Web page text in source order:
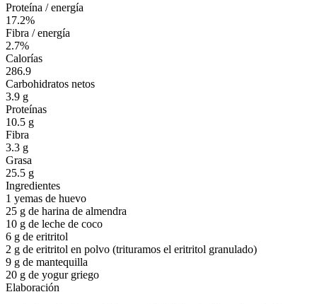
Proteína / energía
17.2%
Fibra / energía
2.7%
Calorías
286.9
Carbohidratos netos
3.9 g
Proteínas
10.5 g
Fibra
3.3 g
Grasa
25.5 g
Ingredientes
1 yemas de huevo
25 g de harina de almendra
10 g de leche de coco
6 g de eritritol
2 g de eritritol en polvo (trituramos el eritritol granulado)
9 g de mantequilla
20 g de yogur griego
Elaboración